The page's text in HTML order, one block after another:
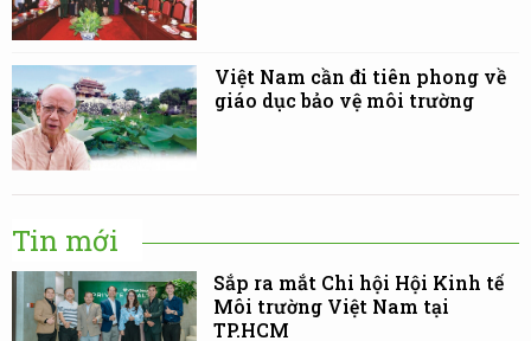
Việt Nam cần đi tiên phong về
giáo dục bảo vệ môi trường
Tin mới
Sắp ra mắt Chi hội Hội Kinh tế
Môi trường Việt Nam tại
TP.HCM